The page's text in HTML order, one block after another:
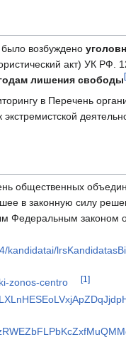
возбуждено
акт) УК РФ.
лишения свободы
в Перечень
общественных
в законную силу
Федеральным законом
kandidatai/
zonos-centro [1]